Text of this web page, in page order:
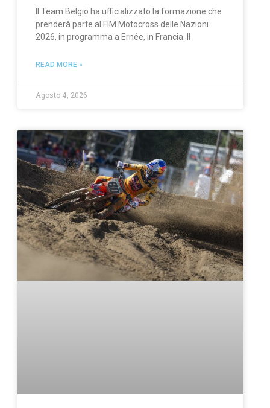
Il Team Belgio ha ufficializzato la formazione che
prenderà parte al FIM Motocross delle Nazioni
2026, in programma a Ernée, in Francia. Il
READ MORE »
Agosto 4, 2026